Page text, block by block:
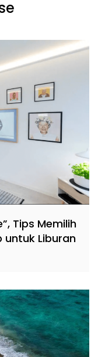
Tips Memilih
untuk Liburan